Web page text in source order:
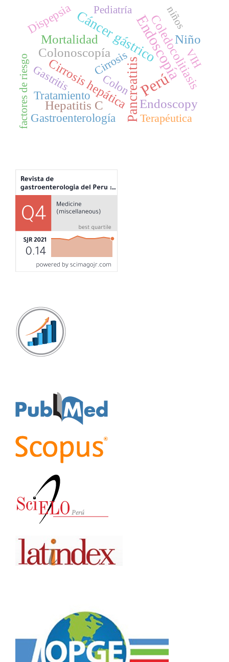
Perú
Endoscopía
Pancreatitis
Cáncer gástrico
Colonoscopía Coledocolitiasis
Cirrosis hepática
Mortalidad
Endoscopy
Niño
Hepatitis C
Dispepsia
Tratamiento
Gastroenterología
Cirrosis
Colon
Gastritis
VIH
Terapéutica
factores de riesgo
Pediatría niños